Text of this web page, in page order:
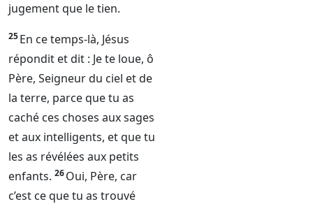
jugement que le tien.
25En ce temps-là, Jésus
répondit et dit : Je te loue, ô
Père, Seigneurdu ciel et de
la terre, parce que tu as
caché ces choses aux sages
et aux intelligents, et que tu
les as révélées aux petits
enfants. 26Oui, Père, car
c’est ce que tu as trouvé